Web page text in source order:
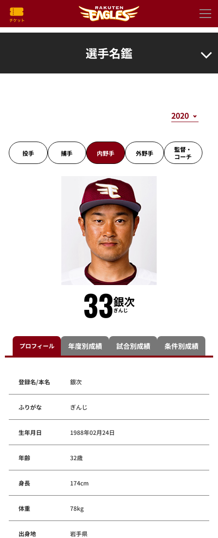
選手名鑑
投手 捕手 内野手 外野手
監督・
コーチ
33銀次
ぎんじ
プロフィール 年度別成績 試合別成績 条件別成績
登録名/本名 銀次
ふりがな ぎんじ
生年月日 1988年02月24日
年齢 32歳
身長 174cm
体重 78kg
出身地 岩手県